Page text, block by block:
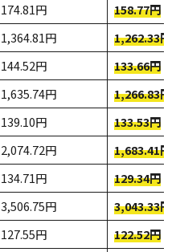
174.81円 158.77円
1,364.81円
1,262.33円
144.52円 133.66円
1,635.74円
1,266.83円
139.10円 133.53円
2,074.72円
1,683.41円
134.71円 129.34円
3,506.75円
3,043.33円
127.55円 122.52円